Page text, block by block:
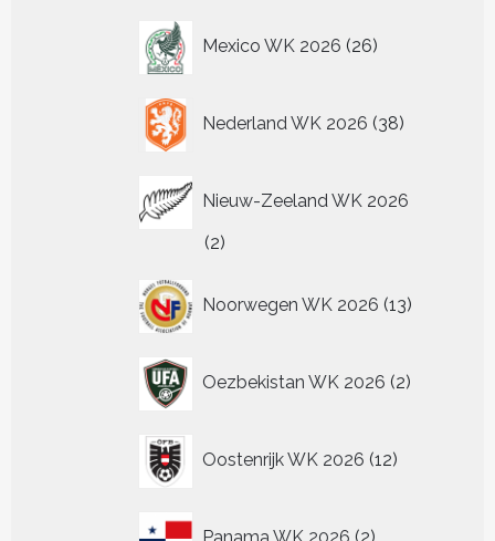
Mexico WK 2026 26
producten
Nederland WK 2026 38
producten
Nieuw-Zeeland WK 2026
22
Noorwegen WK 2026 13
producten
Oezbekistan WK 2026 2
producten
Oostenrijk WK 2026 12
producten